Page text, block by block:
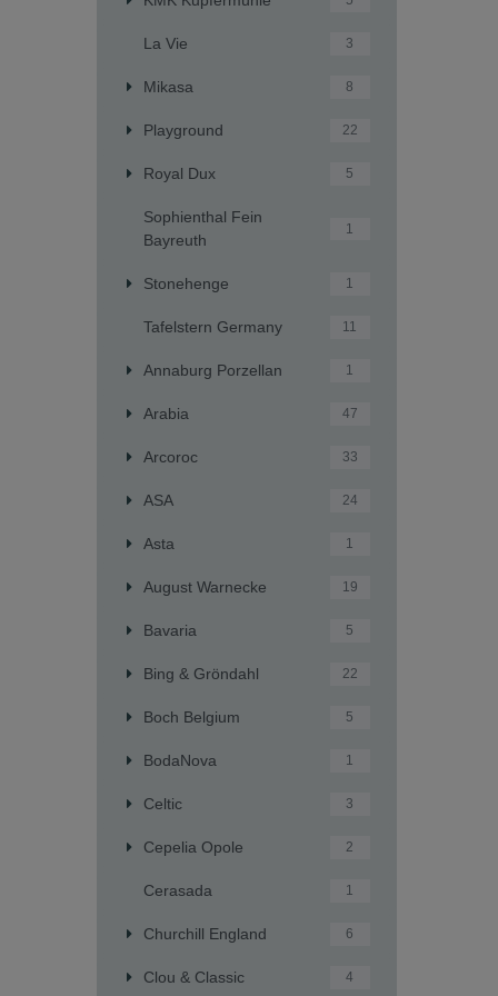
La Vie 3
Mikasa 8
Playground 22
Royal Dux 5
Sophienthal Fein
Bayreuth
1
Stonehenge 1
Tafelstern Germany 11
Annaburg Porzellan 1
Arabia 47
Arcoroc 33
ASA 24
Asta 1
August Warnecke 19
Bavaria 5
Bing & Gröndahl 22
Boch Belgium 5
BodaNova 1
Celtic 3
Cepelia Opole 2
Cerasada 1
Churchill England 6
Clou & Classic 4